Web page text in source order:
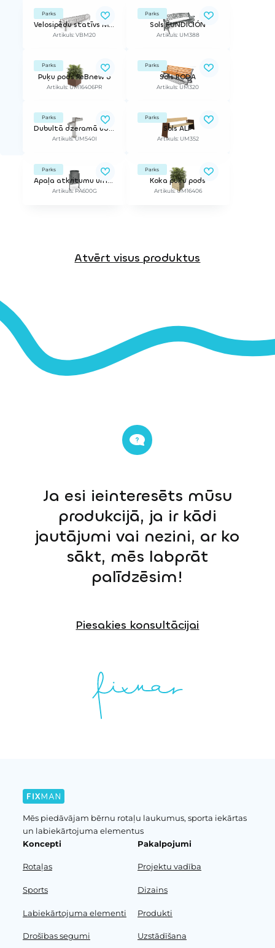
Parks
Velosipēdu statīvs MEY
Artikuls: VBM20
Parks
Sols FUNDICIÓN
Artikuls: UM388
Parks
Puķu pods ReBnew 6
Artikuls: UM16406PR
Parks
Sols RODA
Artikuls: UM320
Parks
Dubultā dzeramā ūdens strūklaka DUAL
Artikuls: UM540I
Parks
Sols ALP
Artikuls: UM352
Parks
Apaļa atkritumu urna PLUS
Artikuls: PA600G
Parks
Koka puķu pods
Artikuls: UM16406
Atvērt visus produktus
Ja esi ieinteresēts mūsu
produkcijā, ja ir kādi
jautājumi vai nezini, ar ko
sākt, mēs labprāt
palīdzēsim!
Piesakies konsultācijai
Mēs piedāvājam bērnu rotaļu laukumus, sporta iekārtas
un labiekārtojuma elementus
Koncepti
Rotaļas
Sports
Labiekārtojuma elementi
Drošības segumi
Pakalpojumi
Projektu vadība
Dizains
Produkti
Uzstādīšana